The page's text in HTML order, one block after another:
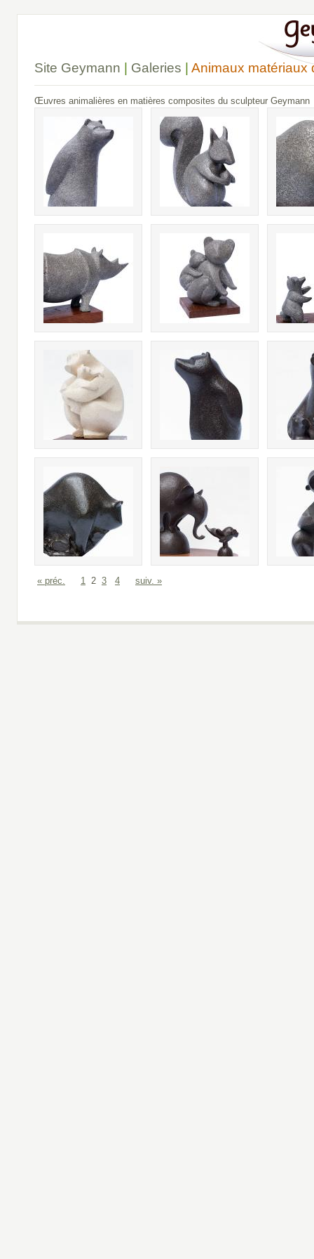
Site Geymann Galeries Animaux matériaux
Œuvres animalières en matières composites du sculpteur Geymann
« préc. 1 2 3 4 suiv. »